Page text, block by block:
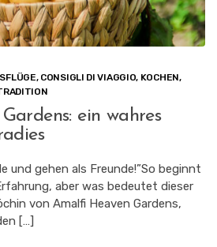
, CONSIGLI DI VIAGGIO, KOCHEN,
ein wahres
und gehen als Freunde!”So beginnt
aber was bedeutet dieser
von Amalfi Heaven Gardens,
[…]